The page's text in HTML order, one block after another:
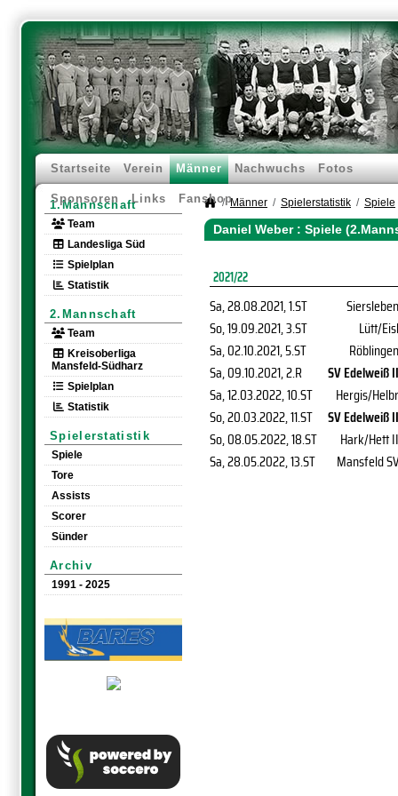
Startseite Verein Männer Nachwuchs Fotos
Sponsoren Links Fanshop
1.Mannschaft
Team
Landesliga Süd
Spielplan
Statistik
2.Mannschaft
Team
Kreisoberliga
Mansfeld-Südharz
Spielplan
Statistik
Spielerstatistik
Spiele
Tore
Assists
Scorer
Sünder
Archiv
1991 - 2025
Männer Spielerstatistik Spiele
Daniel Weber : Spiele
2021/22
Sa, 28.08.2021, 1.ST
Siersleben
So, 19.09.2021, 3.ST
Lütt/Eisl
Sa, 02.10.2021, 5.ST
Röblingen
Sa, 09.10.2021, 2.R
SV Edelweiß II
Sa, 12.03.2022, 10.ST
Hergis/Helbr
So, 20.03.2022, 11.ST
SV Edelweiß II
So, 08.05.2022, 18.ST
Hark/Hett II
Sa, 28.05.2022, 13.ST Mansfeld SV